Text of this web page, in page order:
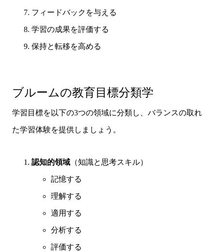
フィードバックを与える
学習の成果を評価する
保持と転移を高める
ブルームの教育目標分類学
学習目標を以下の3つの領域に分類し、バランスの取れ
た学習体験を提供しましょう。
認知的領域（知識と思考スキル）
記憶する
理解する
適用する
分析する
評価する